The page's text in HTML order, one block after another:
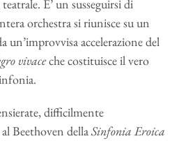
E’ un susseguirsi di
orchestra si riunisce su un
un’improvvisa accelerazione del
vivaceche costituisce il vero
difficilmente
Beethoven dellaSinfonia Eroica